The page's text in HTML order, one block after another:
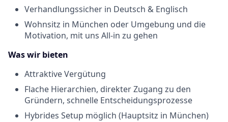
Verhandlungssicher in Deutsch & Englisch
Wohnsitz in München oder Umgebung und die
Motivation, mit uns All-in zu gehen
Was wir bieten
AttraktiveVergütung
Flache Hierarchien, direkter Zugang zu den
Gründern, schnelle Entscheidungsprozesse
Hybrides Setup möglich (Hauptsitz in München)